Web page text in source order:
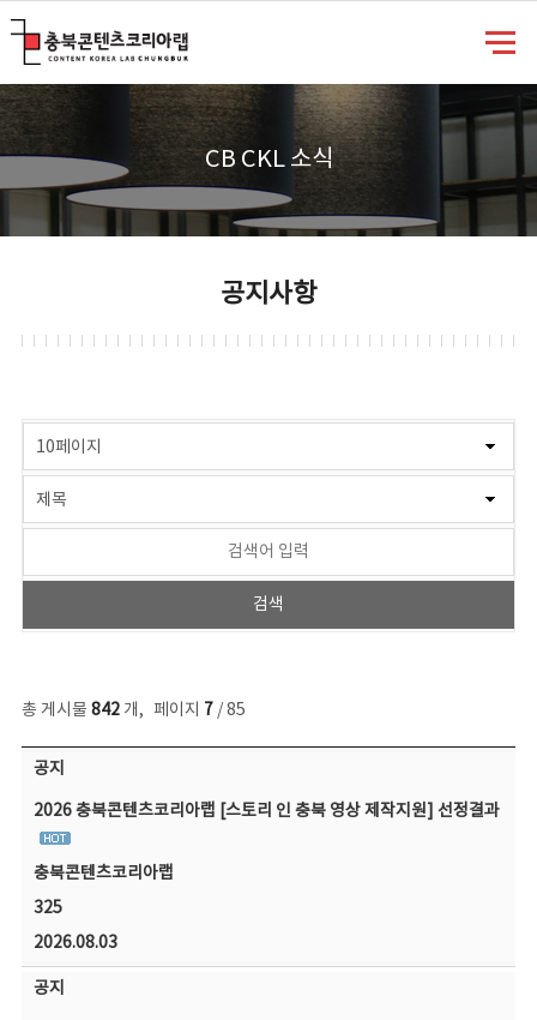
CB CKL 소식
공지사항
총 게시물 842개, 페이지 7 / 85
공지사항 목록 - 번호, 제목, 작성자, 파일, 조회수, 작성일 정보 제공
공지
2026 충북콘텐츠코리아랩 [스토리 인 충북 영상 제작지원] 선정결과
충북콘텐츠코리아랩
325
2026.08.03
공지